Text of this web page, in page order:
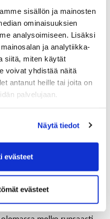
sisällön ja mainosten
ominaisuuksien
analysoimiseen. Lisäksi
ja analytiikka-
siitä, miten käytät
voivat yhdistää näitä
antanut heille tai joita on
palvelujaan.
Näytä tiedot
evästeet
evästeet
että henkilö on
johtavassa
henkilöllä on toisen
johon lain tai yleisen
toimia työnantajan
rajoittanut tätä valtaa
ei voi vedota siihen
tiennyt rajoituksesta.
poistamalla valtuutettu
on toiminut. Esimerkiksi
on ulkoisesti